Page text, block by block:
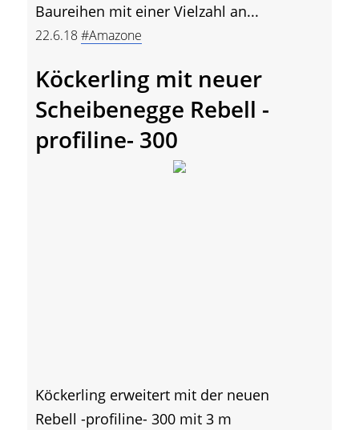
Baureihen mit einer Vielzahl an...
22.6.18#Amazone
Köckerling mit neuer
Scheibenegge Rebell -
profiline- 300
Köckerling erweitert mit der neuen
Rebell -profiline- 300 mit 3 m